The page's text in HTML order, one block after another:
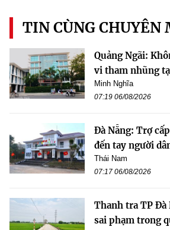
TIN CÙNG CHUYÊN
Quảng Ngãi:
vi tham nhũng
Minh Nghĩa
07:19 06/08/2026
Đà Nẵng: Trợ
đến tay người
Thái Nam
07:17 06/08/2026
Thanh tra TP Đà
sai phạm trong